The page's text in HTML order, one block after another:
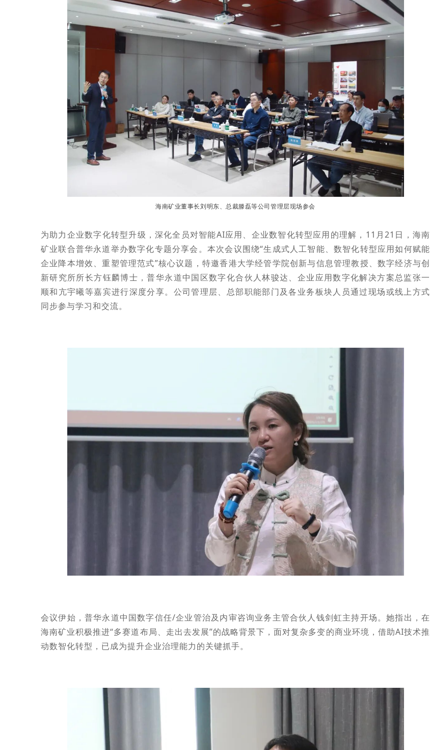
海南矿业董事长刘明东、总裁滕磊等公司管理层现场参会
为助力企业数字化转型升级，深化全员对智能AI应用、企业数智化转型应用的理解，11月21日，海南
矿业联合普华永道举办数字化专题分享会。本次会议围绕“生成式人工智能、数智化转型应用如何赋能
企业降本增效、重塑管理范式”核心议题，特邀香港大学经管学院创新与信息管理教授、数字经济与创
新研究所所长方钰麟博士，普华永道中国区数字化合伙人林骏达、企业应用数字化解决方案总监张一
顺和亢宇曦等嘉宾进行深度分享。公司管理层、总部职能部门及各业务板块人员通过现场或线上方式
同步参与学习和交流。
会议伊始，普华永道中国数字信任/企业管治及内审咨询业务主管合伙人钱剑虹主持开场。她指出，在
海南矿业积极推进“多赛道布局、走出去发展”的战略背景下，面对复杂多变的商业环境，借助AI技术推
动数智化转型，已成为提升企业治理能力的关键抓手。